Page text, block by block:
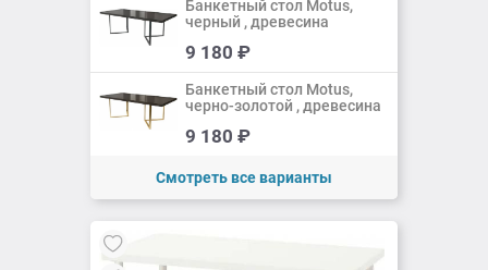
Добавить
Добавлено
Банкетный стол Motus,
черный , древесина
9 180 ₽
Добавить
Банкетный стол Motus,
черно-золотой , древесина
9 180 ₽
Смотреть все варианты